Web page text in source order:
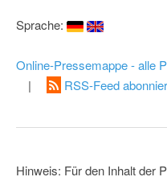
Sprache:
Online-Pressemappe - alle
|
RSS-Feed
Hinweis: Für den Inhalt der